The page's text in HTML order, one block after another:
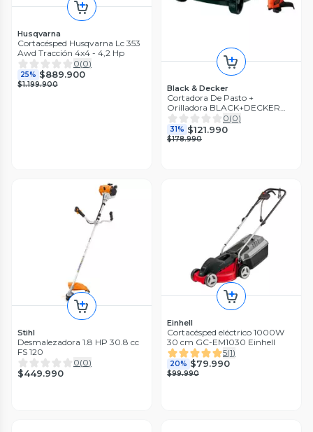
Husqvarna
Cortacésped Husqvarna Lc 353
Awd Tracción 4x4 - 4,2 Hp
0(0)
25% $889.900
$1.199.900 Black & Decker
Cortadora De Pasto +
Orilladora BLACK+DECKER
GR3000-GL350
0(0)
31% $121.990
$178.990
Stihl
Desmalezadora 1.8 HP 30.8 cc
FS 120
0(0)
$449.990
Einhell
Cortacésped eléctrico 1000W
30 cm GC-EM1030 Einhell
5(1)
20% $79.990
$99.990